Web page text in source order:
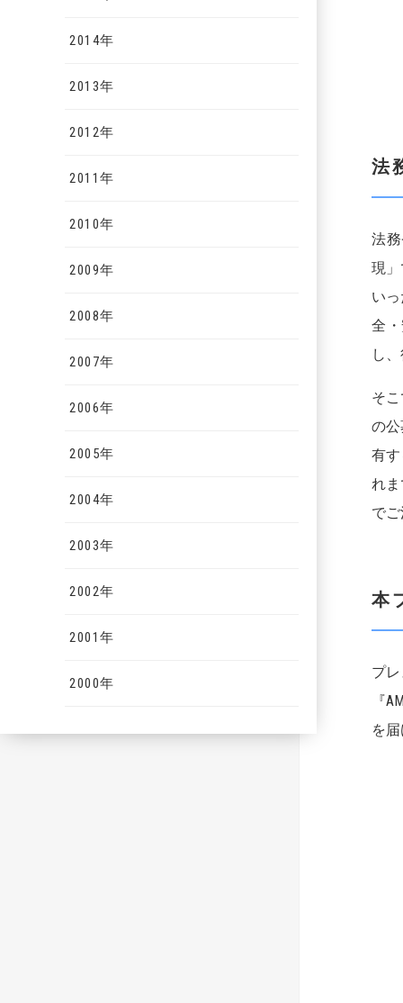
2014年
2013年
2012年
2011年
2010年
2009年
2008年
2007年
2006年
2005年
2004年
2003年
2002年
2001年
2000年
法
法
現
い
全
し
そ
の
有
れ
で
本
プ
『
を